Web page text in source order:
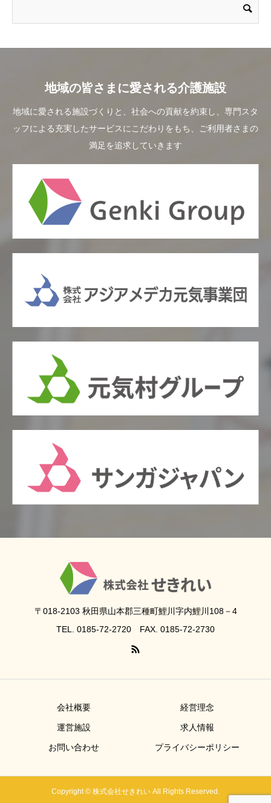
地域の皆さまに愛される介護施設
地域に愛される施設づくりと、社会への貢献を約束し、専門スタ
ッフによる充実したサービスにこだわりをもち、ご利用者さまの
満足を追求していきます
〒018-2103 秋田県山本郡三種町鯉川字内鯉川108－4
TEL. 0185-72-2720 FAX. 0185-72-2730
会社概要 経営理念
運営施設 求人情報
お問い合わせ プライバシーポリシー
Copyright © 株式会社せきれい All Rights Reserved.